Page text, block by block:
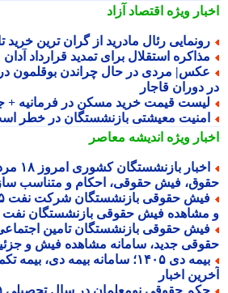
ویژهاقتصاد آزاد
رئال مادرید از گران ترین خرید
استقلال برای تمدید قرارداد آدان
مردی در حال چراندن بوقلمون در یکی
دوران قاجار
قیمت خرید مسکن در فرمانیه + جدول
معیشتی بازنشستگان در خطر است
ویژهاندیشه معاصر
فیش حقوقی، احکام و متناسب سازی
فیش حقوقی بازنشستگان نفت
جدید، سامانه مشاهده فیش و
بیمه دی ۱۴۰۵؛ سامانه بیمه دی،
اخبار